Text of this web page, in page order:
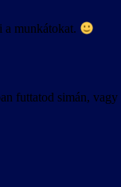
a munkátokat.
futtatod simán,